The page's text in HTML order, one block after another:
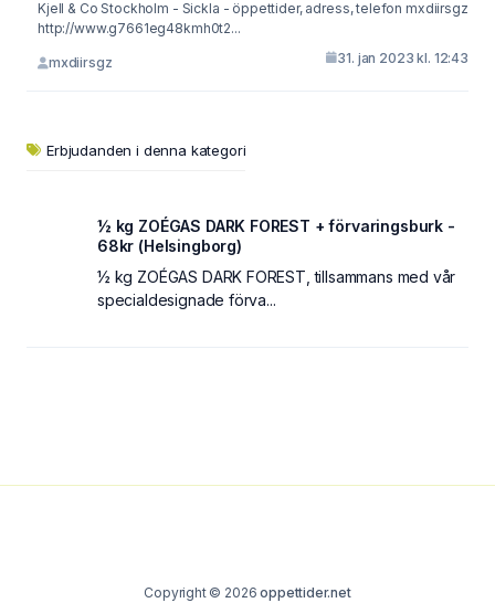
Kjell & Co Stockholm - Sickla - öppettider, adress, telefon mxdiirsgz
http://www.g7661eg48kmh0t2...
mxdiirsgz 31. jan 2023 kl. 12:43
Erbjudanden i denna kategori
½ kg ZOÉGAS DARK FOREST + förvaringsburk -
68kr (Helsingborg)
½ kg ZOÉGAS DARK FOREST, tillsammans med vår
specialdesignade förva...
Copyright © 2026oppettider.net